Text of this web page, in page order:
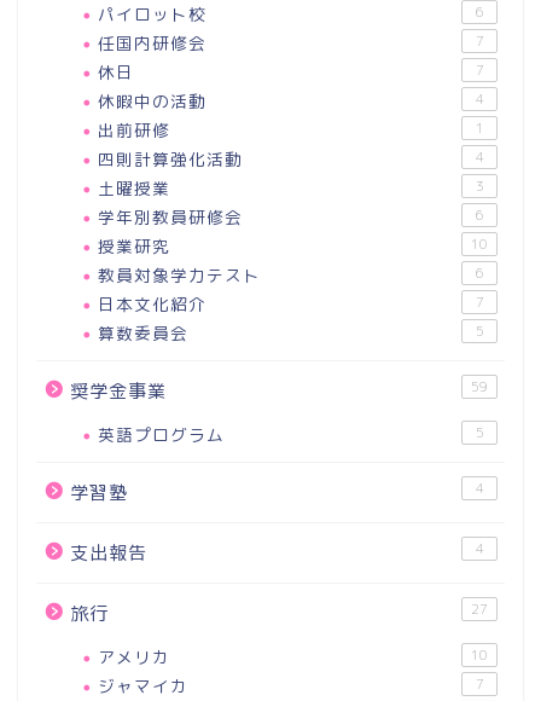
パイロット校 6
任国内研修会 7
休日 7
休暇中の活動 4
出前研修 1
四則計算強化活動 4
土曜授業 3
学年別教員研修会 6
授業研究 10
教員対象学力テスト 6
日本文化紹介 7
算数委員会 5
奨学金事業 59
英語プログラム 5
学習塾 4
支出報告 4
旅行 27
アメリカ 10
ジャマイカ 7